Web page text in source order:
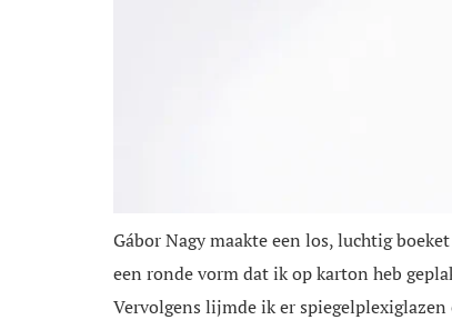
Gábor Nagy maakte een los, luchtig
een ronde vorm dat ik op karton heb
Vervolgens lijmde ik er